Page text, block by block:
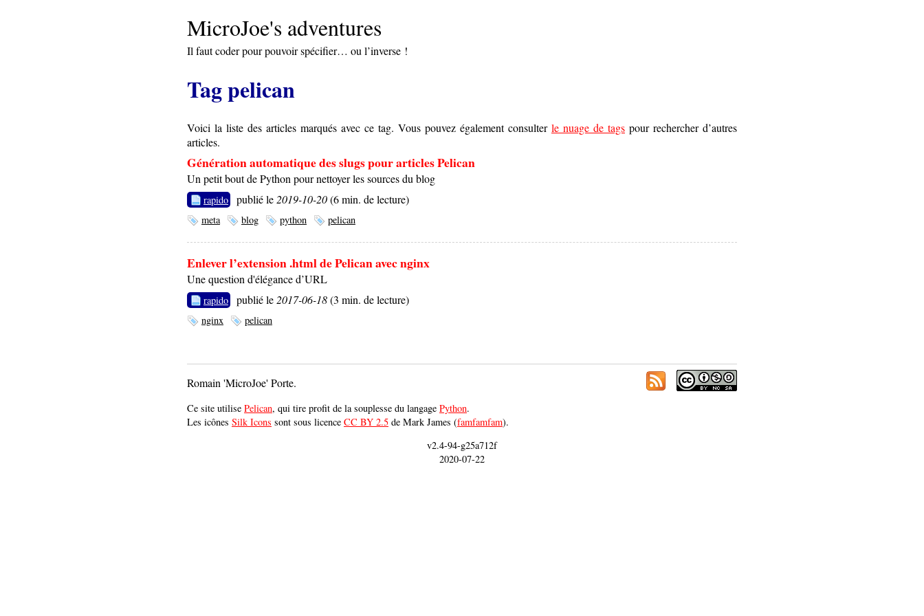
MicroJoe's adventures
Il faut coder pour pouvoir spécifier… ou l’inverse !
Tag pelican
Voici la liste des articles marqués avec ce tag. Vous pouvez également consulter le nuage de tags pour rechercher d’autres
articles.
Génération automatique des slugs pour articles Pelican
Un petit bout de Python pour nettoyer les sources du blog
rapido publié le2019-10-20(6 min. de lecture)
meta blog python pelican
Enlever l’extension .html de Pelican avec nginx
Une question d'élégance d’URL
rapido publié le 2017-06-18(3 min. de lecture)
nginx pelican
Romain 'MicroJoe' Porte.
Ce site utilise Pelican, qui tire profit de la souplesse du langage Python.
Les icônes Silk Icons sont sous licence CC BY 2.5 de Mark James (famfamfam).
v2.4-94-g25a712f
2020-07-22